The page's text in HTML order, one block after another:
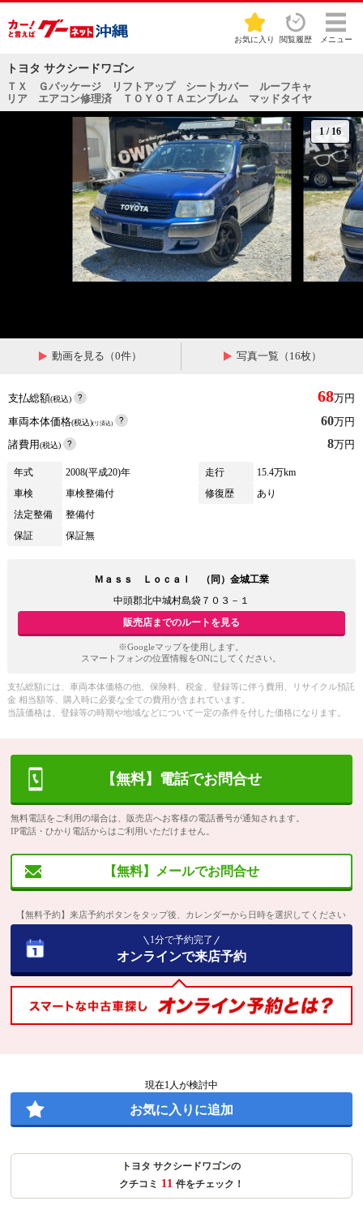
お気に入り 閲覧履歴 メニュー
トヨタ サクシードワゴン
ＴＸ Ｇパッケージ リフトアップ シートカバー ルーフキャ
リア エアコン修理済 ＴＯＹＯＴＡエンブレム マッドタイヤ
1 / 16
動画を見る（0件） 写真一覧（16枚）
支払総額(税込) 68万円
車両本体価格(税込)(リ済込) 60万円
諸費用(税込) 8万円
年式 2008(平成20)年 走行
15.4万km
車検
車検整備付 修復歴
あり
法定整備
整備付
保証
保証無
Ｍａｓｓ Ｌｏｃａｌ （同）金城工業
中頭郡北中城村島袋７０３－１
販売店までのルートを見る
※Googleマップを使用します。
スマートフォンの位置情報をONにしてください。
支払総額には、車両本体価格の他、保険料、税金、登録等に伴う費用、リサイクル預託
金 相当額等、購入時に必要な全ての費用が含まれています。
当該価格は、登録等の時期や地域などについて一定の条件を付した価格になります。
【無料】電話でお問合せ
無料電話をご利用の場合は、販売店へお客様の電話番号が通知されます。
IP電話・ひかり電話からはご利用いただけません。
【無料】メールでお問合せ
【無料予約】来店予約ボタンをタップ後、カレンダーから日時を選択してください
1分で予約完了
オンラインで来店予約
現在1 人が検討中
お気に入りに追加
トヨタ サクシードワゴンの
クチコミ 11 件をチェック！